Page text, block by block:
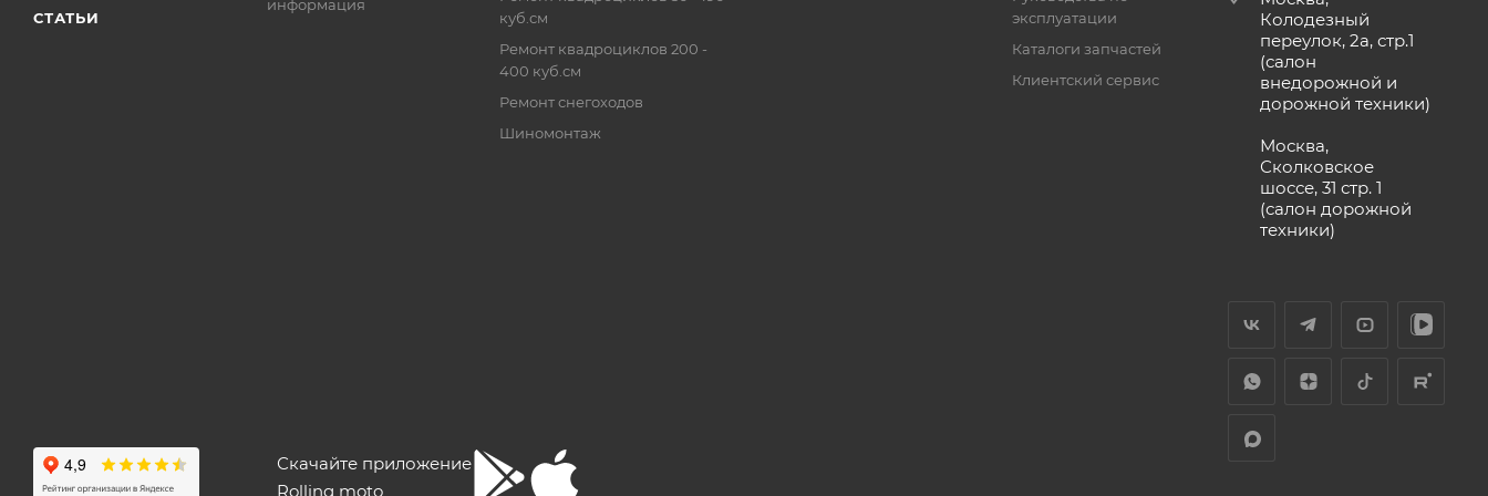
СТАТЬИ
информация
куб.см
Ремонт квадроциклов 200 -
400 куб.см
Ремонт снегоходов
Шиномонтаж
эксплуатации
Каталоги запчастей
Клиентский сервис
Колодезный
переулок, 2а, стр.1
(салон
внедорожной и
дорожной техники)
Москва,
Сколковское
шоссе, 31 стр. 1
(салон дорожной
техники)
Скачайте приложение
Rolling moto